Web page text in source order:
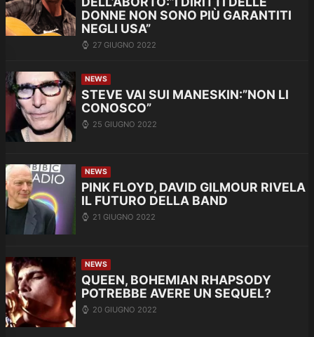
DONNE NON SONO PIÙ GARANTITI
NEGLI USA”
27 GIUGNO 2022
NEWS
STEVE VAI SUI MANESKIN:”NON LI
CONOSCO”
25 GIUGNO 2022
NEWS
PINK FLOYD, DAVID GILMOUR RIVELA
IL FUTURO DELLA BAND
21 GIUGNO 2022
NEWS
QUEEN, BOHEMIAN RHAPSODY
POTREBBE AVERE UN SEQUEL?
20 GIUGNO 2022